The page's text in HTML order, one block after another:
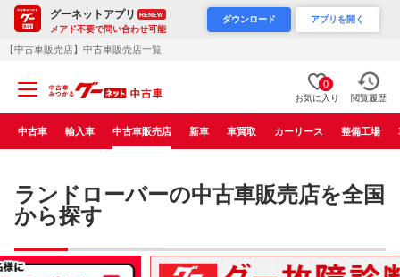
グーネットアプリ RENEW
メアド不要で問い合わせ可能
ダウンロード アプリを開く
【中古車販売店】中古車販売店一覧
0
お気に入り 閲覧履歴
中古車 輸入車 中古車販売店 新車 車買取 カーリース 整備工場
ランドローバーの中古車販売店を全国
から探す